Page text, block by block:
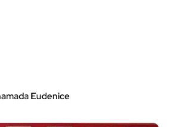
Eudenice